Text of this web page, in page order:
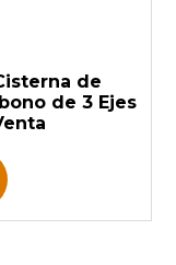
de
de 3 Ejes